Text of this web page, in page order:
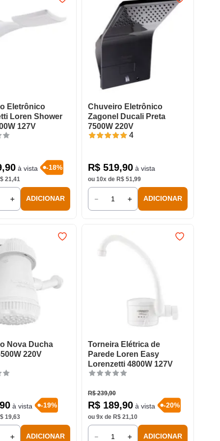
Eletrônico
Loren Shower
127V
,90à vista -18%
21,41
＋ ADICIONAR
Chuveiro Eletrônico
Zagonel Ducali Preta
7500W 220V
4
R$ 519,90à vista
ou 10x de R$ 51,99
＋
－ ADICIONAR
Nova Ducha
220V
à vista -19%
19,63
＋ ADICIONAR
Torneira Elétrica de
Parede Loren Easy
Lorenzetti 4800W 127V
R$ 239,90
R$ 189,90à vista -20%
ou 9x de R$ 21,10
＋
－ ADICIONAR